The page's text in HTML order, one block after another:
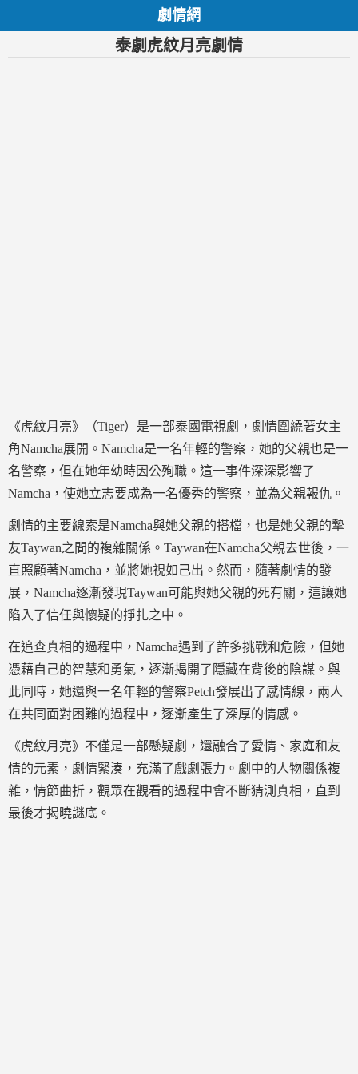
劇情網
泰劇虎紋月亮劇情
《虎紋月亮》（Tiger）是一部泰國電視劇，劇情圍繞著女主
角Namcha展開。Namcha是一名年輕的警察，她的父親也是一
名警察，但在她年幼時因公殉職。這一事件深深影響了
Namcha，使她立志要成為一名優秀的警察，並為父親報仇。
劇情的主要線索是Namcha與她父親的搭檔，也是她父親的摯
友Taywan之間的複雜關係。Taywan在Namcha父親去世後，一
直照顧著Namcha，並將她視如己出。然而，隨著劇情的發
展，Namcha逐漸發現Taywan可能與她父親的死有關，這讓她
陷入了信任與懷疑的掙扎之中。
在追查真相的過程中，Namcha遇到了許多挑戰和危險，但她
憑藉自己的智慧和勇氣，逐漸揭開了隱藏在背後的陰謀。與
此同時，她還與一名年輕的警察Petch發展出了感情線，兩人
在共同面對困難的過程中，逐漸產生了深厚的情感。
《虎紋月亮》不僅是一部懸疑劇，還融合了愛情、家庭和友
情的元素，劇情緊湊，充滿了戲劇張力。劇中的人物關係複
雜，情節曲折，觀眾在觀看的過程中會不斷猜測真相，直到
最後才揭曉謎底。